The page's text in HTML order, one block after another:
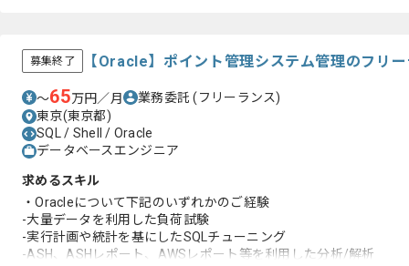
募集終了 【Oracle】ポイント管理システム管理のフリ
〜65万円／月 業務委託(フリーランス)
東京(東京都)
SQL / Shell / Oracle
データベースエンジニア
求めるスキル
・Oracleについて下記のいずれかのご経験
-大量データを利用した負荷試験
-実行計画や統計を基にしたSQLチューニング
-ASH、ASHレポート、AWSレポート等を利用した分析/解析